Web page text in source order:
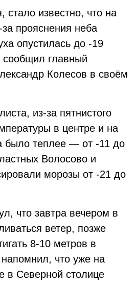
стало известно, что на
прояснения неба
опустилась до -19
сообщил главный
Колесов в своём
из-за пятнистого
в центре и на
было теплее — от -11 до
Волосово и
морозы от -21 до
что завтра вечером в
ветер, позже
8-10 метров в
что уже на
в Северной столице